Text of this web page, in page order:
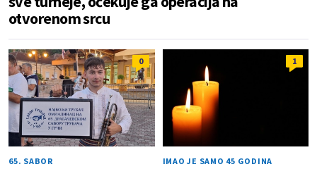
otvorenom srcu
0
65. SABOR
1
IMAO JE SAMO 45 GODINA